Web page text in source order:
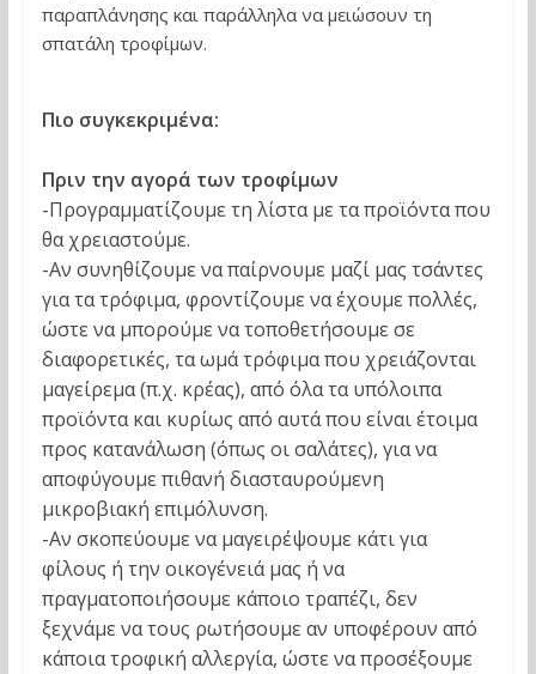
παραπλάνησης και παράλληλα να μειώσουν τη
σπατάλη τροφίμων.
Πιο συγκεκριμένα:
Πριν την αγορά των τροφίμων
-Προγραμματίζουμε τη λίστα με τα προϊόντα που
θα χρειαστούμε.
-Αν συνηθίζουμε να παίρνουμε μαζί μας τσάντες
για τα τρόφιμα, φροντίζουμε να έχουμε πολλές,
ώστε να μπορούμε να τοποθετήσουμε σε
διαφορετικές, τα ωμά τρόφιμα που χρειάζονται
μαγείρεμα (π.χ. κρέας), από όλα τα υπόλοιπα
προϊόντα και κυρίως από αυτά που είναι έτοιμα
προς κατανάλωση (όπως οι σαλάτες), για να
αποφύγουμε πιθανή διασταυρούμενη
μικροβιακή επιμόλυνση.
-Αν σκοπεύουμε να μαγειρέψουμε κάτι για
φίλους ή την οικογένειά μας ή να
πραγματοποιήσουμε κάποιο τραπέζι, δεν
ξεχνάμε να τους ρωτήσουμε αν υποφέρουν από
κάποια τροφική αλλεργία, ώστε να προσέξουμε